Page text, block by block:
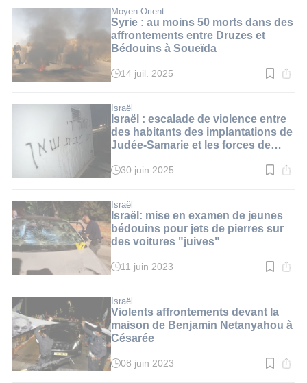
:
4
min.
Moyen-Orient
Syrie : au moins 50 morts dans des
affrontements entre Druzes et
Bédouins à Soueïda
Temps
:
3
min.
14 juil. 2025
Israël
Israël : escalade de violence entre
des habitants des implantations de
Judée-Samarie et les forces de
Temps
:
5
min.
30 juin 2025
Israël
Israël: mise en examen de jeunes
bédouins pour jets de pierres sur
des voitures "juives"
Temps
:
1
min.
11 juin 2023
Israël
Violents affrontements devant la
maison de Benjamin Netanyahou à
Césarée
Temps
08 juin 2023